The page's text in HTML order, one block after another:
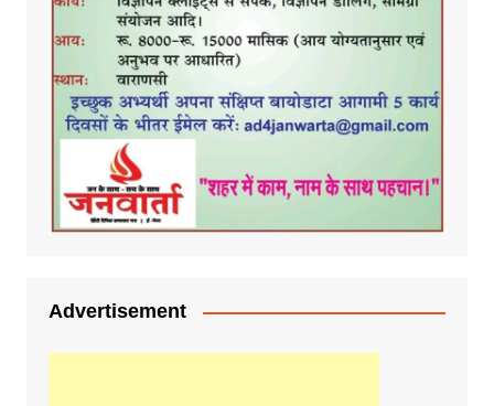
Advertisement